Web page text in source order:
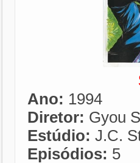
Ano: 1994
Diretor: Gyou
Estúdio: J.C.
Episódios: 5